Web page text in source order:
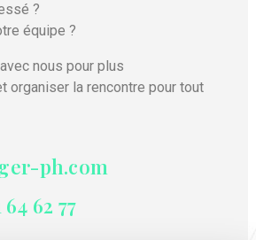
?
équipe ?
nous pour plus
organiser la rencontre pour tout
ph.com
62 77